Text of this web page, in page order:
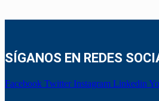
SÍGANOS EN REDES
Facebook Twitter Instagram Linkedin